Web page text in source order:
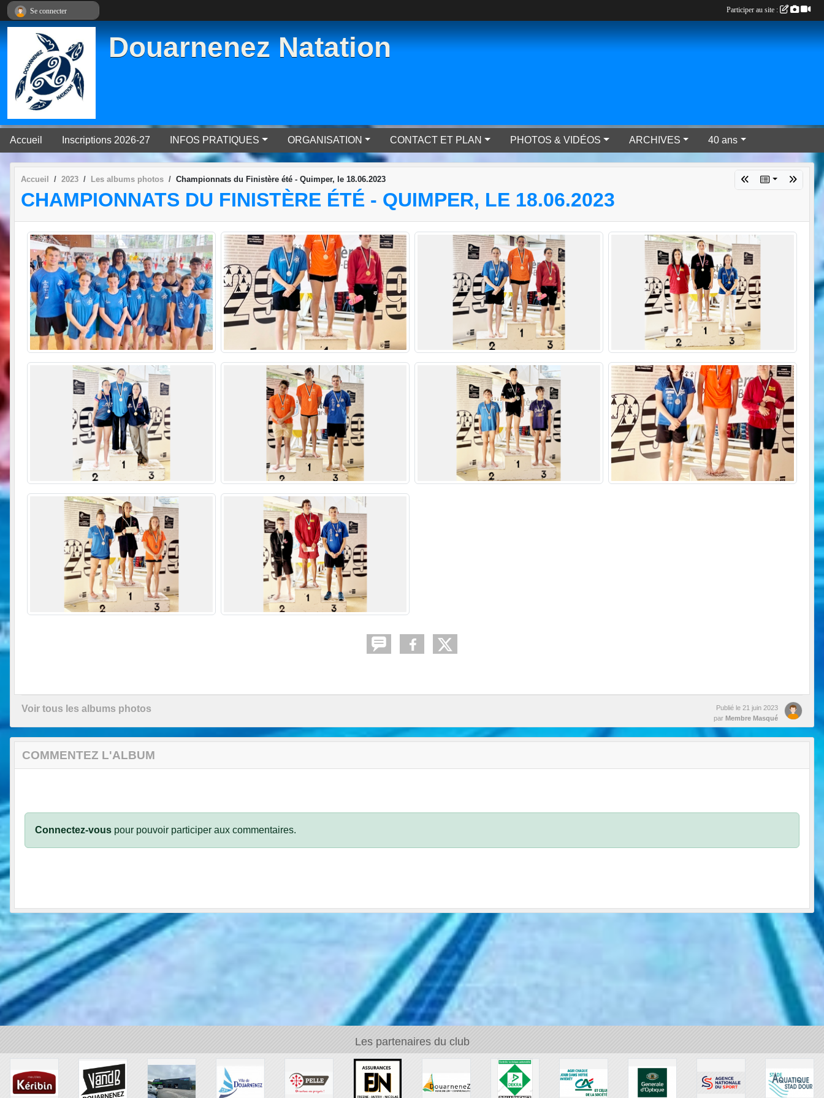
Douarnenez Natation
Accueil Inscriptions 2026-27 INFOS PRATIQUES ORGANISATION CONTACT ET PLAN PHOTOS & VIDÉOS ARCHIVES 40 ans
Accueil 2023 Les albums photos Championnats du Finistère été - Quimper, le 18.06.2023
CHAMPIONNATS DU FINISTÈRE ÉTÉ - QUIMPER, LE 18.06.2023
Voir tous les albums photos Publié le 21 juin 2023
par Membre Masqué
COMMENTEZ L'ALBUM
Connectez-vous pour pouvoir participer aux commentaires.
Les partenaires du club
Se connecter Participer au site :
Panneau de gestion des cookies